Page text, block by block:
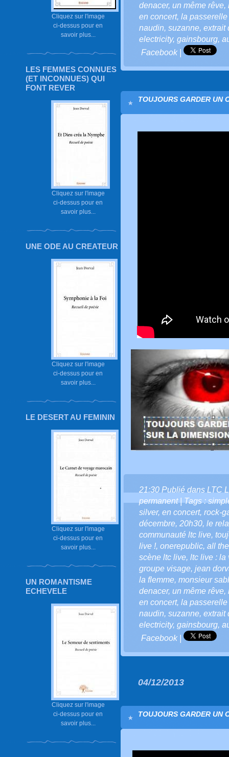
Cliquez sur l'image
ci-dessus pour en
savoir plus...
LES FEMMES CONNUES
(ET INCONNUES) QUI
FONT REVER
Cliquez sur l'image
ci-dessus pour en
savoir plus...
UNE ODE AU CREATEUR
Cliquez sur l'image
ci-dessus pour en
savoir plus...
LE DESERT AU FEMININ
Cliquez sur l'image
ci-dessus pour en
savoir plus...
UN ROMANTISME
ECHEVELE
Cliquez sur l'image
ci-dessus pour en
savoir plus...
denacer, un même rêve,
en concert, la
naudin, suzanne, extrait
electricity, gainsbourg,
Facebook|
TOUJOURS GARDER UN
21:30 Publié dans LTC
permanent| Tags :
silver, en concert, rock-
décembre, 20h30, le
communauté ltc live,
live !, onerepublic, all
scène ltc live, ltc live : la
groupe visage, jean
la flemme, monsieur
denacer, un même rêve,
en concert, la
naudin, suzanne, extrait
electricity, gainsbourg,
Facebook|
04/12/2013
TOUJOURS GARDER UN